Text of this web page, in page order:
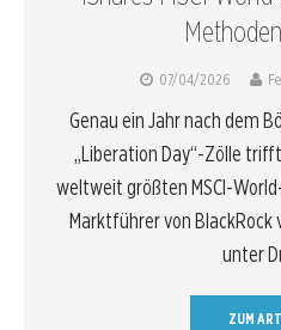
07/04/2026
Genau ein Jahr nach dem
„Liberation Day“-Zölle
weltweit größten MSCI-
Marktführer von
unter
ZUM